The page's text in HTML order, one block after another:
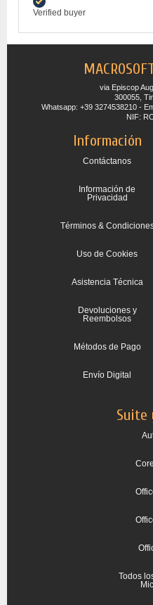
Verified buyer
via Episcop
300055,
Whatsapp: +39 3274538210 -
NIF:
Información
Contáctanos
Información de
Privacidad
Términos &
Uso de Cookies
Asistencia Técnica
Devoluciones y
Reembolsos
Métodos de Pago
Envío Digital
Suite
Todos